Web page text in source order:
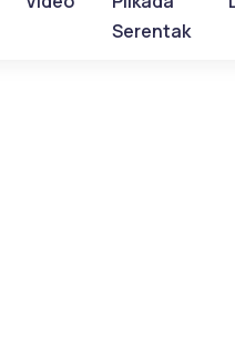
Serentak